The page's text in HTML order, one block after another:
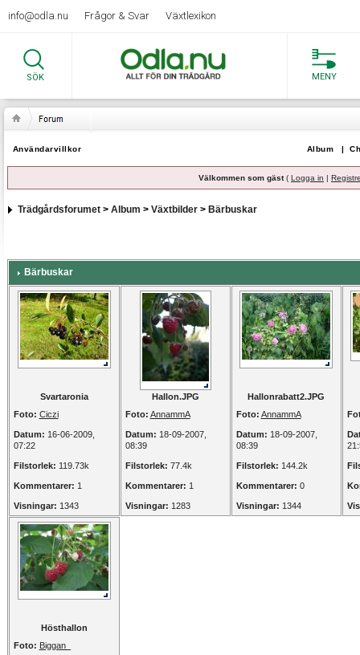
info@odla.nu Frågor & Svar Växtlexikon
SÖK MENY
Användarvillkor Album |
Välkommen som gäst( Logga in |
Trädgårdsforumet> Album > Växtbilder> Bärbuskar
Bärbuskar
Svartaronia
Foto: Ciczi
Datum: 16-06-2009,
07:22
Filstorlek: 119.73k
Kommentarer: 1
Visningar: 1343
Hallon.JPG
Foto: AnnammA
Datum: 18-09-2007,
08:39
Filstorlek: 77.4k
Kommentarer: 1
Visningar: 1283
Hallonrabatt2.JPG
Foto: AnnammA
Datum: 18-09-2007,
08:39
Filstorlek: 144.2k
Kommentarer: 0
Visningar: 1344
Hösthallon
Foto: Biggan_